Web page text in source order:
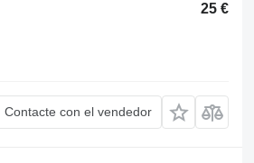
25 €
Contacte con el vendedor